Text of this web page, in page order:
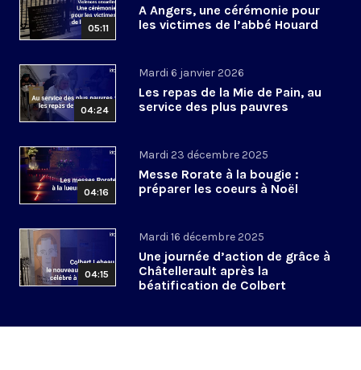
05:11
A Angers, une cérémonie pour
les victimes de l’abbé Houard
04:24
Mardi 6 janvier 2026
Les repas de la Mie de Pain, au
service des plus pauvres
04:16
Mardi 23 décembre 2025
Messe Rorate à la bougie :
préparer les coeurs à Noël
04:15
Mardi 16 décembre 2025
Une journée d’action de grâce à
Châtellerault après la
béatification de Colbert